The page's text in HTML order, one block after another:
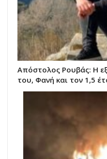
Απόστολος Ρουβάς: Η
του, Φανή και τον 1,5